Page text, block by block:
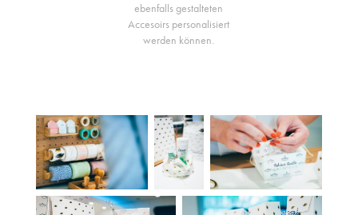
ebenfalls gestalteten
Accesoirs personalisiert
werden können.